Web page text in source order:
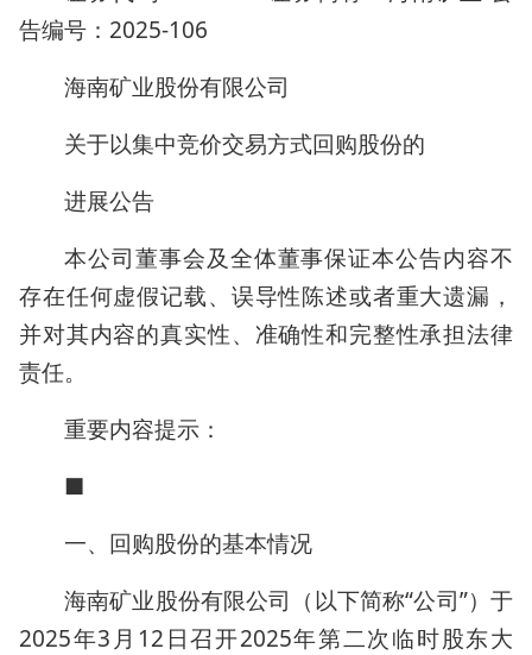
告编号：2025-106
海南矿业股份有限公司
关于以集中竞价交易方式回购股份的
进展公告
本公司董事会及全体董事保证本公告内容不
存在任何虚假记载、误导性陈述或者重大遗漏，
并对其内容的真实性、准确性和完整性承担法律
责任。
重要内容提示：
■
一、回购股份的基本情况
海南矿业股份有限公司（以下简称“公司”）于
2025年3月12日召开2025年第二次临时股东大